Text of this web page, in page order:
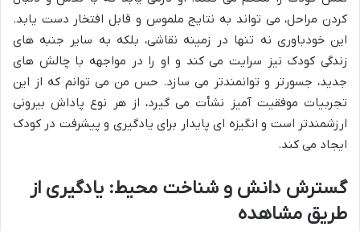
کردن مراحل، می تواند به نتایج ملموس و قابل افتخار دست یابد.
این خودباوری نه تنها در زمینه نقاشی، بلکه به سایر جنبه های
زندگی کودک نیز سرایت می کند و او را در مواجهه با چالش های
جدید، جسورتر و توانمندتر می سازد. حس من می توانم که از این
تجربیات موفقیت آمیز نشأت می گیرد، از هر نوع پاداش بیرونی
ارزشمندتر است و انگیزه ای پایدار برای یادگیری و پیشرفت در کودک
ایجاد می کند.
گسترش دانش و شناخت محیط: یادگیری از
طریق مشاهده